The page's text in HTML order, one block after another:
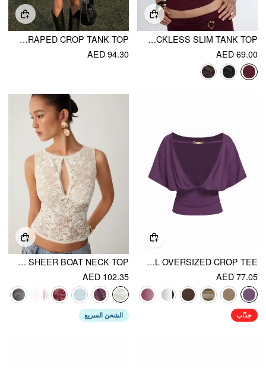
HIGH STRETCH HALTER NECKLINE BACKLESS SLIM TANK TOP
AED 69.00
HIGH STRETCH BOAT NECK BACKLESS CHAIN DETAIL DRAPED CROP TANK TOP
AED 94.30
BOAT NECK BATWING SLEEVE BACKLESS DRAWSTRING METAL DETAIL OVERSIZED CROP TEE
AED 77.05
جذّاب
LACE SHEER BOAT NECK TOP
AED 102.35
الشحن السريع